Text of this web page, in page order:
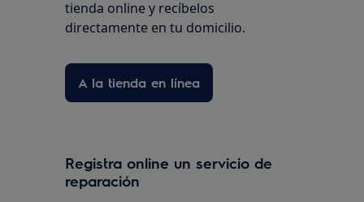
tienda online y recíbelos
directamente en tu domicilio.
A la tienda en línea
Registra online un servicio de
reparación